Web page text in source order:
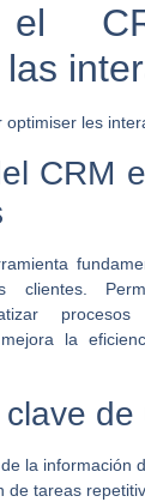
el
CRM
clientes.
la
de
la información
de tareas